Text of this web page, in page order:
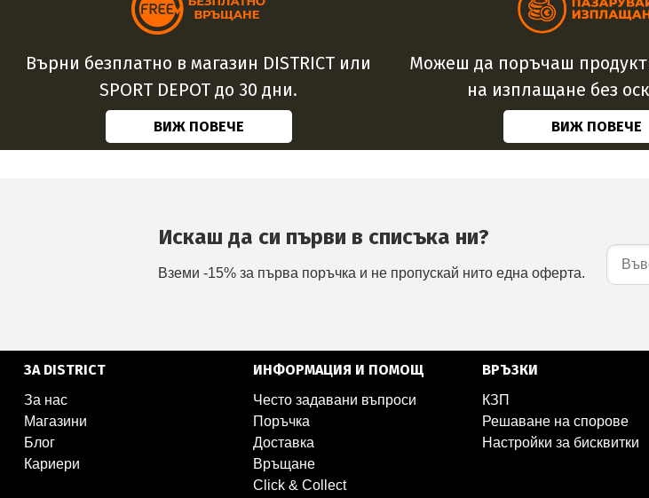
Върни безплатно в магазин DISTRICT или
SPORT DEPOT до 30 дни.
ВИЖ ПОВЕЧЕ
Можеш да поръчаш
на изплащане без
ВИЖ ПОВЕЧЕ
Искаш да си първи в списъка ни?
Вземи -15% за първа поръчка и не пропускай нито една оферта.
ЗА DISTRICT
За нас
Магазини
Блог
Кариери
ИНФОРМАЦИЯ И ПОМОЩ
Често задавани въпроси
Поръчка
Доставка
Връщане
Click & Collect
ВРЪЗКИ
КЗП
Решаване на спорове
Настройки за бисквитки